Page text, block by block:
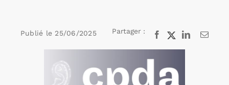
Annonces emploi
Publié le 25/06/2025 Partager : Facebook
X LinkedInEmail